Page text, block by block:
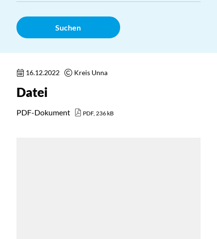
Suchen
16.12.2022 Kreis Unna
Datei
PDF-Dokument PDF, 236 kB